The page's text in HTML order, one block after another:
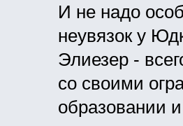
И не надо
неувязок у
Элиезер -
со своими
образовании